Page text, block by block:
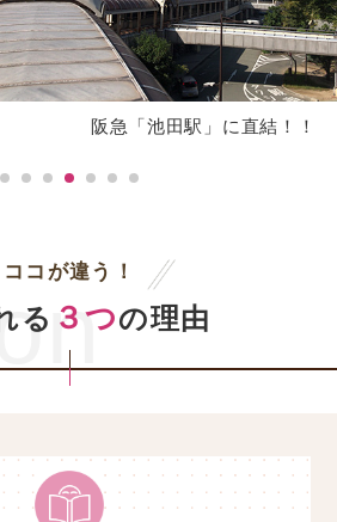
池田駅」に直結！！
ココが違う！
る ３つの理由